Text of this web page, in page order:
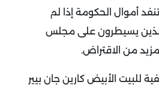
تنفد أموال الحكومة إذا لم
يسيطرون على مجلس
من الاقتراض.
للبيت الأبيض كارين جان بيير